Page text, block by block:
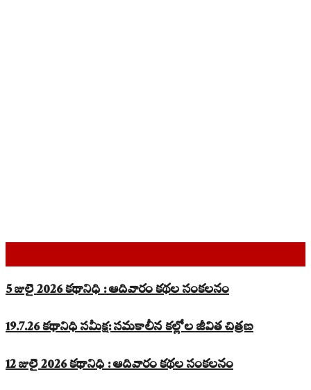
5 జులై 2026 కథానిధి : ఆదివారం కథల సంకలనం
19.7.26 కథానిధి సమీక్ష: సమకాలీన కల్లోల జీవిత చిత్రణ
12 జులై 2026 కథానిధి : ఆదివారం కథల సంకలనం